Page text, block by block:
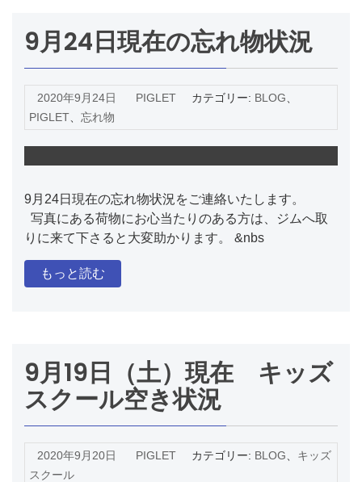
9月24日現在の忘れ物状況
2020年9月24日 PIGLET カテゴリー: BLOG
PIGLET
忘れ物
9月24日現在の忘れ物状況をご連絡いたします。
写真にある荷物にお心当たりのある方は、ジムへ取
りに来て下さると大変助かります。 &nbs
もっと読む
9月19日（土）現在 キッズ
スクール空き状況
2020年9月20日 PIGLET カテゴリー: BLOG
キッズ
スクール